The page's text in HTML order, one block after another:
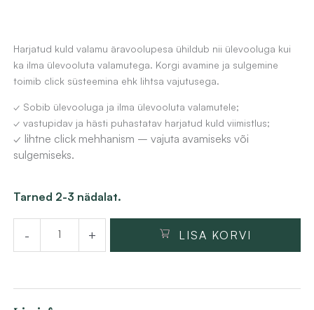
Harjatud kuld valamu äravoolupesa ühildub nii ülevooluga kui
ka ilma ülevooluta valamutega. Korgi avamine ja sulgemine
toimib click süsteemina ehk lihtsa vajutusega.
✓ Sobib ülevooluga ja ilma ülevooluta valamutele;
✓ vastupidav ja hästi puhastatav harjatud kuld viimistlus;
✓ lihtne click mehhanism – vajuta avamiseks või
sulgemiseks.
Tarned 2-3 nädalat.
-
Harjatud
kuld
valamu
+ LISA KORVI